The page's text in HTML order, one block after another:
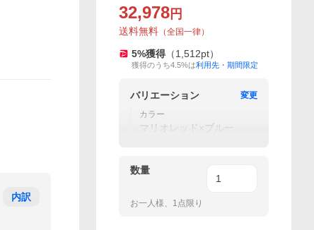
内訳
32,978 円
送料無料 （全国一律）
5%獲得 （1,512pt）
獲得のうち4.5%は利用先・期間限定
バリエーション
変更
カラー
マリオレッド×ブルー
数量
お一人様、1点限り